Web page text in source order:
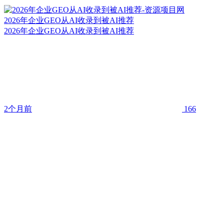
2026年企业GEO从AI收录到被AI推荐
2026年企业GEO从AI收录到被AI推荐
2个月前 166